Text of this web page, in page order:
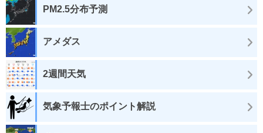
PM2.5分布予測
アメダス
2週間天気
気象予報士のポイント解説